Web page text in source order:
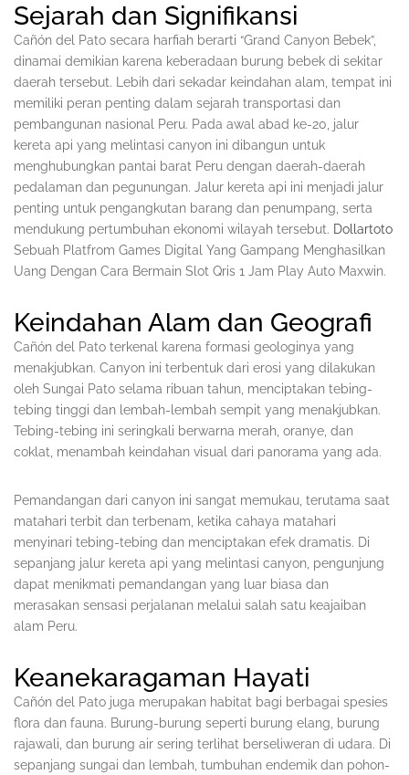
Sejarah dan Signifikansi
Cañón del Pato secara harfiah berarti “Grand Canyon Bebek”,
dinamai demikian karena keberadaan burung bebek di sekitar
daerah tersebut. Lebih dari sekadar keindahan alam, tempat ini
memiliki peran penting dalam sejarah transportasi dan
pembangunan nasional Peru. Pada awal abad ke-20, jalur
kereta api yang melintasi canyon ini dibangun untuk
menghubungkan pantai barat Peru dengan daerah-daerah
pedalaman dan pegunungan. Jalur kereta api ini menjadi jalur
penting untuk pengangkutan barang dan penumpang, serta
mendukung pertumbuhan ekonomi wilayah tersebut. Dollartoto
Sebuah Platfrom Games Digital Yang Gampang Menghasilkan
Uang Dengan Cara Bermain Slot Qris 1 Jam Play Auto Maxwin.
Keindahan Alam dan Geografi
Cañón del Pato terkenal karena formasi geologinya yang
menakjubkan. Canyon ini terbentuk dari erosi yang dilakukan
oleh Sungai Pato selama ribuan tahun, menciptakan tebing-
tebing tinggi dan lembah-lembah sempit yang menakjubkan.
Tebing-tebing ini seringkali berwarna merah, oranye, dan
coklat, menambah keindahan visual dari panorama yang ada.
Pemandangan dari canyon ini sangat memukau, terutama saat
matahari terbit dan terbenam, ketika cahaya matahari
menyinari tebing-tebing dan menciptakan efek dramatis. Di
sepanjang jalur kereta api yang melintasi canyon, pengunjung
dapat menikmati pemandangan yang luar biasa dan
merasakan sensasi perjalanan melalui salah satu keajaiban
alam Peru.
Keanekaragaman Hayati
Cañón del Pato juga merupakan habitat bagi berbagai spesies
flora dan fauna. Burung-burung seperti burung elang, burung
rajawali, dan burung air sering terlihat berseliweran di udara. Di
sepanjang sungai dan lembah, tumbuhan endemik dan pohon-